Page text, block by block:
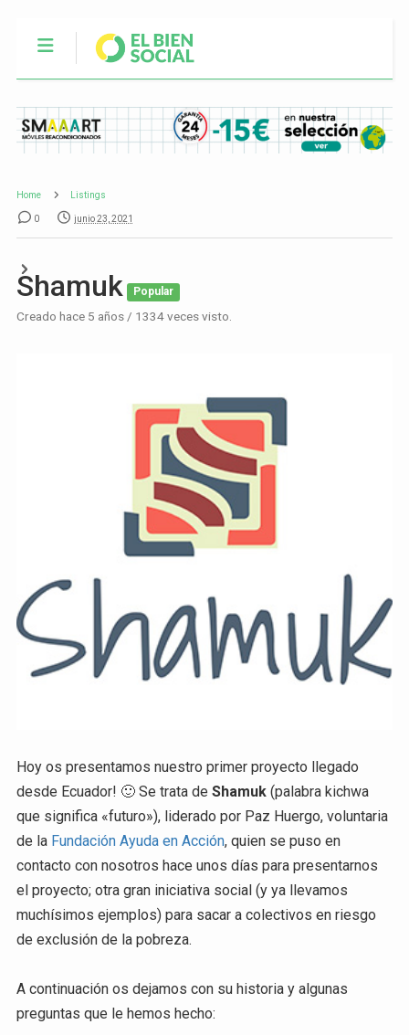
Home Listings
0 junio 23, 2021
Shamuk Popular
Creado hace 5 años / 1334 veces visto.
Hoy os presentamos nuestro primer proyecto llegado
desde Ecuador! 🙂 Se trata de Shamuk(palabra kichwa
que significa «futuro»), liderado por Paz Huergo, voluntaria
de la Fundación Ayuda en Acción, quien se puso en
contacto con nosotros hace unos días para presentarnos
el proyecto; otra gran iniciativa social (y ya llevamos
muchísimos ejemplos) para sacar a colectivos en riesgo
de exclusión de la pobreza.
A continuación os dejamos con su historia y algunas
preguntas que le hemos hecho: